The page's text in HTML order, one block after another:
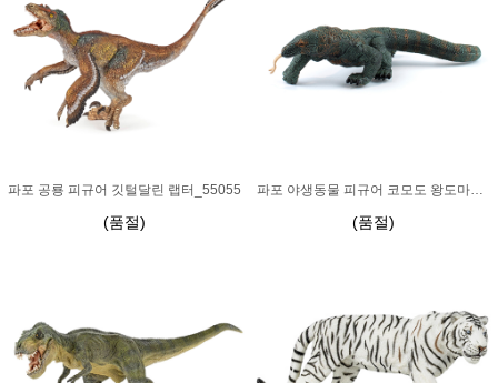
파포 공룡 피규어 깃털달린 랩터_55055
(품절)
파포 야생동물 피규어 코모도 왕도마뱀_50103
(품절)